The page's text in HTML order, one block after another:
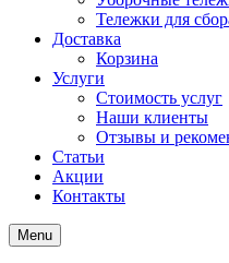
Тележки для
Доставка
Корзина
Услуги
Стоимость услуг
Наши клиенты
Отзывы и
Статьи
Акции
Контакты
Menu